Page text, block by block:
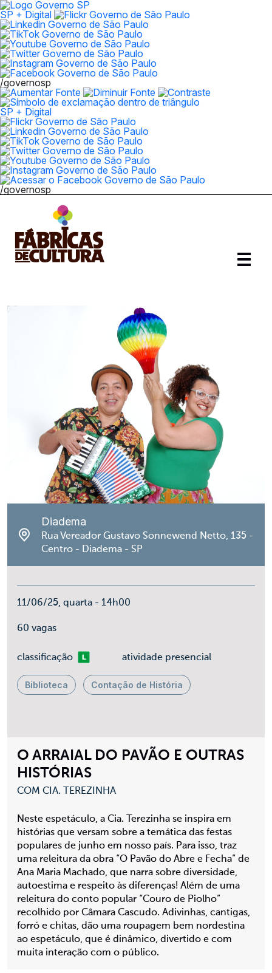
SP + Digital
/governosp
SP + Digital
/governosp
O ARRAIAL DO PAVÃO E OUTRAS
HISTÓRIAS
COM CIA. TEREZINHA
Neste espetáculo, a Cia. Terezinha se inspira em
histórias que versam sobre a temática das festas
populares de junho em nosso país. Para isso, traz
uma releitura da obra “O Pavão do Abre e Fecha” de
Ana Maria Machado, que narra sobre diversidade,
autoestima e respeito às diferenças! Além de uma
releitura do conto popular “Couro de Piolho”
recolhido por Câmara Cascudo. Adivinhas, cantigas,
forró e chitas, dão uma roupagem bem nordestina
ao espetáculo, que é dinâmico, divertido e com
muita interação com o público.
Diadema
Rua Vereador Gustavo Sonnewend Netto, 135 -
Centro - Diadema - SP
11/06/25, quarta - 14h00
60 vagas
classificaçãoLivre atividade presencial
Biblioteca Contação de História